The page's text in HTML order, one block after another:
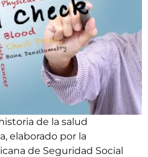
de la salud
elaborado por la
de Seguridad Social